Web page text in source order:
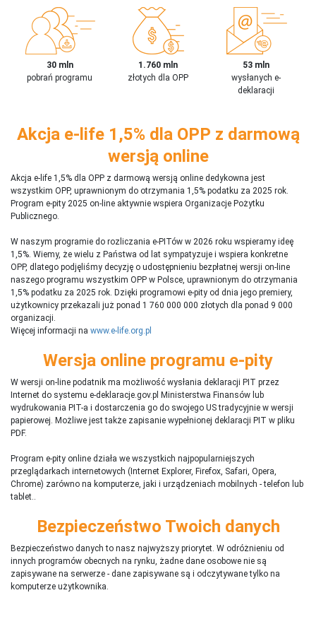
30 mln
pobrań programu
1.760 mln
złotych dla OPP
53 mln
wysłanych e-
deklaracji
Akcja e-life 1,5% dla OPP z darmową
wersją online
Akcja e-life 1,5% dla OPP z darmową wersją online dedykowna jest
wszystkim OPP, uprawnionym do otrzymania 1,5% podatku za 2025 rok.
Program e-pity 2025 on-line aktywnie wspiera Organizacje Pożytku
Publicznego.
W naszym programie do rozliczania e-PITów w 2026 roku wspieramy ideę
1,5%. Wiemy, że wielu z Państwa od lat sympatyzuje i wspiera konkretne
OPP, dlatego podjęliśmy decyzję o udostępnieniu bezpłatnej wersji on-line
naszego programu wszystkim OPP w Polsce, uprawnionym do otrzymania
1,5% podatku za 2025 rok. Dzięki programowi e-pity od dnia jego premiery,
użytkownicy przekazali już ponad 1 760 000 000 złotych dla ponad 9 000
organizacji.
Więcej informacji na www.e-life.org.pl
Wersja online programu e-pity
W wersji on-line podatnik ma możliwość wysłania deklaracji PIT przez
Internet do systemu e-deklaracje.gov.pl Ministerstwa Finansów lub
wydrukowania PIT-a i dostarczenia go do swojego US tradycyjnie w wersji
papierowej. Możliwe jest także zapisanie wypełnionej deklaracji PIT w pliku
PDF.
Program e-pity online działa we wszystkich najpopularniejszych
przeglądarkach internetowych (Internet Explorer, Firefox, Safari, Opera,
Chrome) zarówno na komputerze, jaki i urządzeniach mobilnych - telefon lub
tablet..
Bezpieczeństwo Twoich danych
Bezpieczeństwo danych to nasz najwyższy priorytet. W odróżnieniu od
innych programów obecnych na rynku, żadne dane osobowe nie są
zapisywane na serwerze - dane zapisywane są i odczytywane tylko na
komputerze użytkownika.